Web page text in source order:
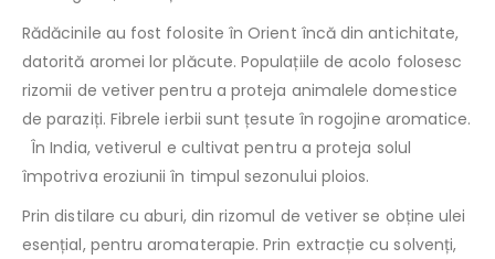
Rădăcinile au fost folosite în Orient încă din antichitate,
datorită aromei lor plăcute. Populațiile de acolo folosesc
rizomii de vetiver pentru a proteja animalele domestice
de paraziți. Fibrele ierbii sunt țesute în rogojine aromatice.
În India, vetiverul e cultivat pentru a proteja solul
împotriva eroziunii în timpul sezonului ploios.
Prin distilare cu aburi, din rizomul de vetiver se obține ulei
esențial, pentru aromaterapie. Prin extracție cu solvenți,